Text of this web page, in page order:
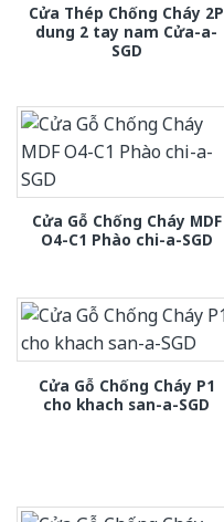
Cửa Thép Chống Cháy 2P
dung 2 tay nam Cửa-a-
SGD
Cửa Gỗ Chống Cháy MDF
O4-C1 Phào chi-a-SGD
Cửa Gỗ Chống Cháy P1
cho khach san-a-SGD